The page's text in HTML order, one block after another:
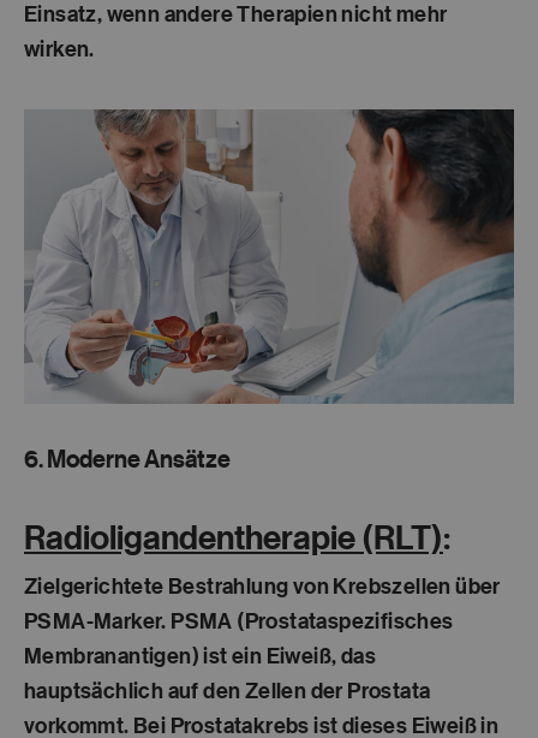
Einsatz, wenn andere Therapien nicht mehr
wirken.
6. Moderne Ansätze
Radioligandentherapie (RLT):
Zielgerichtete Bestrahlung von Krebszellen über
PSMA-Marker. PSMA (Prostataspezifisches
Membranantigen) ist ein Eiweiß, das
hauptsächlich auf den Zellen der Prostata
vorkommt. Bei Prostatakrebs ist dieses Eiweiß in